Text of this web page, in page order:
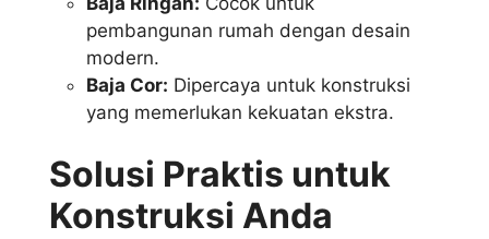
pembangunan rumah dengan desain
modern.
Baja Cor: Dipercaya untuk konstruksi
yang memerlukan kekuatan ekstra.
Solusi Praktis untuk
Konstruksi Anda